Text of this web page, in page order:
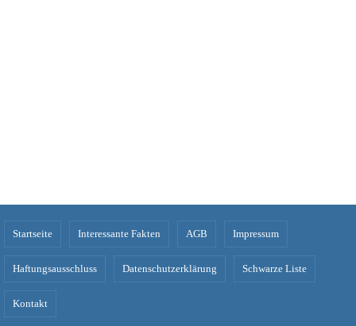
Startseite Interessante Fakten AGB Impressum
Haftungsausschluss Datenschutzerklärung Schwarze Liste
Kontakt